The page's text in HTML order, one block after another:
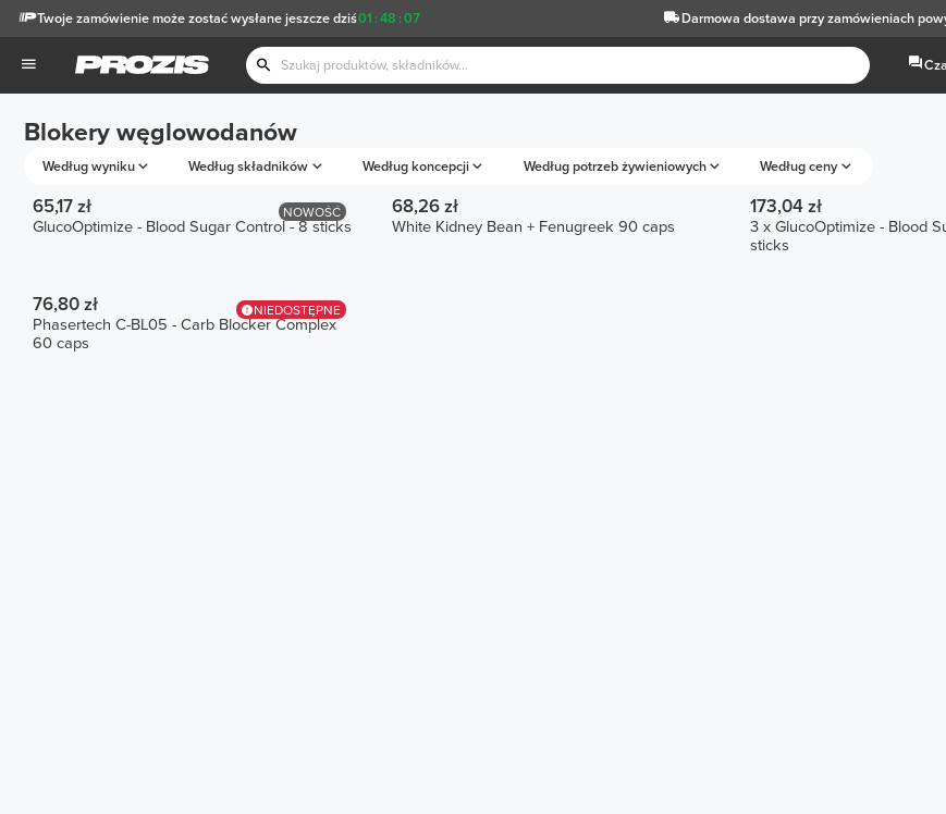
01 :48 :07
Twoje zamówienie może zostać wysłane jeszcze dziś Darmowa dostawa przy zamówieniach
Blokery węglowodanów
Według wyniku Według składników Według koncepcji Według potrzeb żywieniowych Według ceny
NOWOŚĆ
65,17 zł
GlucoOptimize - Blood Sugar Control - 8 sticks
68,26 zł
White Kidney Bean + Fenugreek 90 caps
173,04 zł
3 x GlucoOptimize - Blood
sticks
NIEDOSTĘPNE
76,80 zł
Phasertech C-BL05 - Carb Blocker Complex
60 caps